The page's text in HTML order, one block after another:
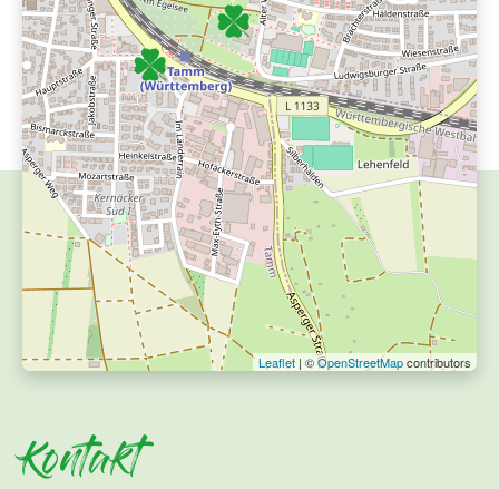
Leaflet | ©OpenStreetMapcontributors
Kontakt